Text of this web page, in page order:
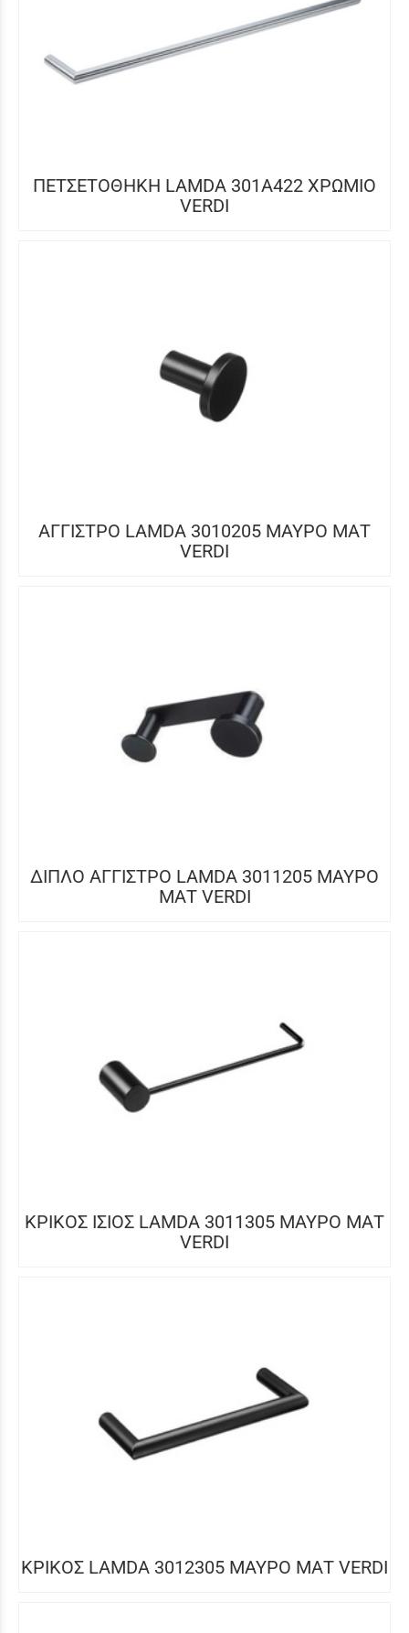
ΠΕΤΣΕΤΟΘΗΚΗ LAMDA 301Α422 ΧΡΩΜΙΟ
VERDI
ΑΓΓΙΣΤΡΟ LAMDA 3010205 ΜΑΥΡΟ ΜΑΤ
VERDI
ΔΙΠΛΟ ΑΓΓΙΣΤΡΟ LAMDA 3011205 ΜΑΥΡΟ
ΜΑΤ VERDI
ΚΡΙΚΟΣ ΙΣΙΟΣ LAMDA 3011305 ΜΑΥΡΟ ΜΑΤ
VERDI
ΚΡΙΚΟΣ LAMDA 3012305 ΜΑΥΡΟ ΜΑΤ VERDI